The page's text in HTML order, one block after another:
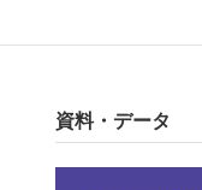
資料・データ